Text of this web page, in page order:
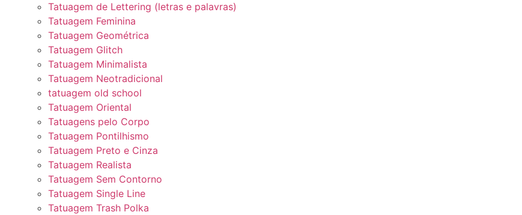
Tatuagem de Lettering (letras e palavras)
Tatuagem Feminina
Tatuagem Geométrica
Tatuagem Glitch
Tatuagem Minimalista
Tatuagem Neotradicional
tatuagem old school
Tatuagem Oriental
Tatuagens pelo Corpo
Tatuagem Pontilhismo
Tatuagem Preto e Cinza
Tatuagem Realista
Tatuagem Sem Contorno
Tatuagem Single Line
Tatuagem Trash Polka